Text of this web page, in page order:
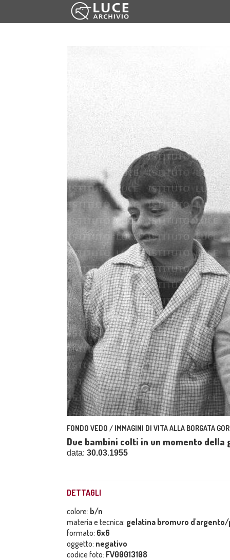
FONDO VEDO / IMMAGINI DI VITA ALLA BORGATA
Due bambini colti in un momento
data: 30.03.1955
DETTAGLI
colore: b/n
materia e tecnica: gelatina bromuro
formato: 6x6
oggetto: negativo
codice foto: FV00013108